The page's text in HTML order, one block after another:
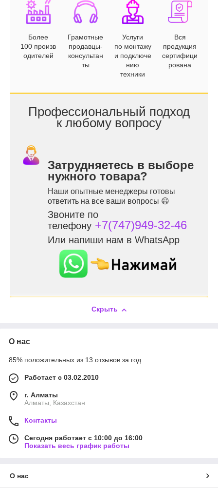
Более
100 произв
одителей
Грамотные
продавцы-
консультан
ты
Услуги
по монтажу
и подключе
нию
техники
Вся
продукция
сертифици
рована
Профессиональный подход
к любому вопросу
Затрудняетесь в выборе
нужного товара?
Наши опытные менеджеры готовы
ответить на все ваши вопросы 😃
Звоните по
телефону +7(747)949-32-46
Или напиши нам в WhatsApp
Скрыть
О нас
85% положительных из 13 отзывов за год
Работает с 03.02.2010
г. Алматы
Алматы, Казахстан
Контакты
Сегодня работает с 10:00 до 16:00
Показать весь график работы
О нас